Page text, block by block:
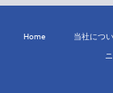
Home 当社につ